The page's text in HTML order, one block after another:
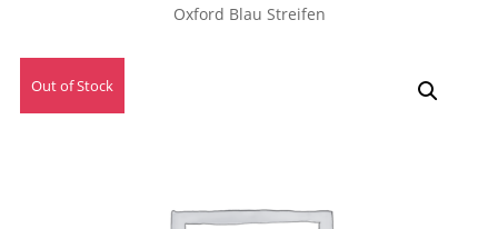
Oxford Blau Streifen
Out of Stock